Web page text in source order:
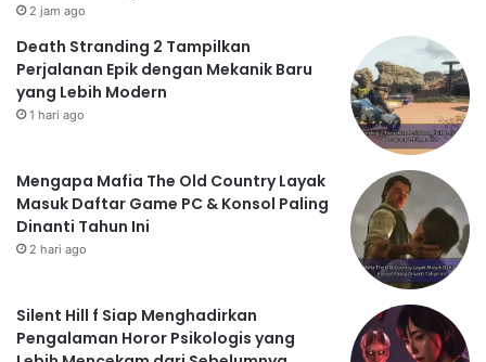
2 jam ago
Death Stranding 2 Tampilkan
Perjalanan Epik dengan Mekanik Baru
yang Lebih Modern
1 hari ago
Mengapa Mafia The Old Country Layak
Masuk Daftar Game PC & Konsol Paling
Dinanti Tahun Ini
2 hari ago
Silent Hill f Siap Menghadirkan
Pengalaman Horor Psikologis yang